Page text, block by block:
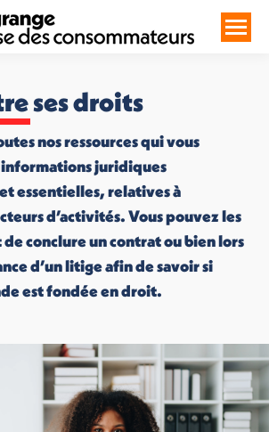
ses droits
nos ressources qui vous
juridiques
essentielles, relatives à
d’activités. Vous pouvez les
conclure un contrat ou bien lors
d’un litige afin de savoir si
est fondée en droit.